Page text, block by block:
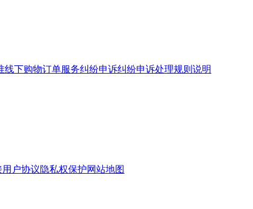
线下购物订单服务纠纷申诉纠纷申诉处理规则说明
用户协议隐私权保护网站地图